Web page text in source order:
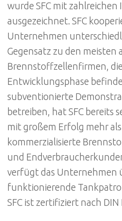
wurde SFC mit zahlreichen
ausgezeichnet. SFC
Unternehmen
Gegensatz zu den meisten
Brennstoffzellenfirmen,
Entwicklungsphase
subventionierte
betreiben, hat SFC bereits
mit großem Erfolg mehr
kommerzialisierte
und
verfügt das Unternehmen
funktionierende
SFC ist zertifiziert nach DIN